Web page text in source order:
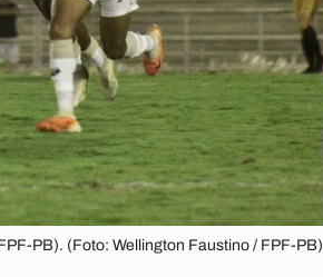
PB). (Foto: Wellington Faustino / FPF-PB)